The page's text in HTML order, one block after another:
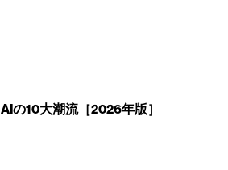
AIの10大潮流［2026年版］